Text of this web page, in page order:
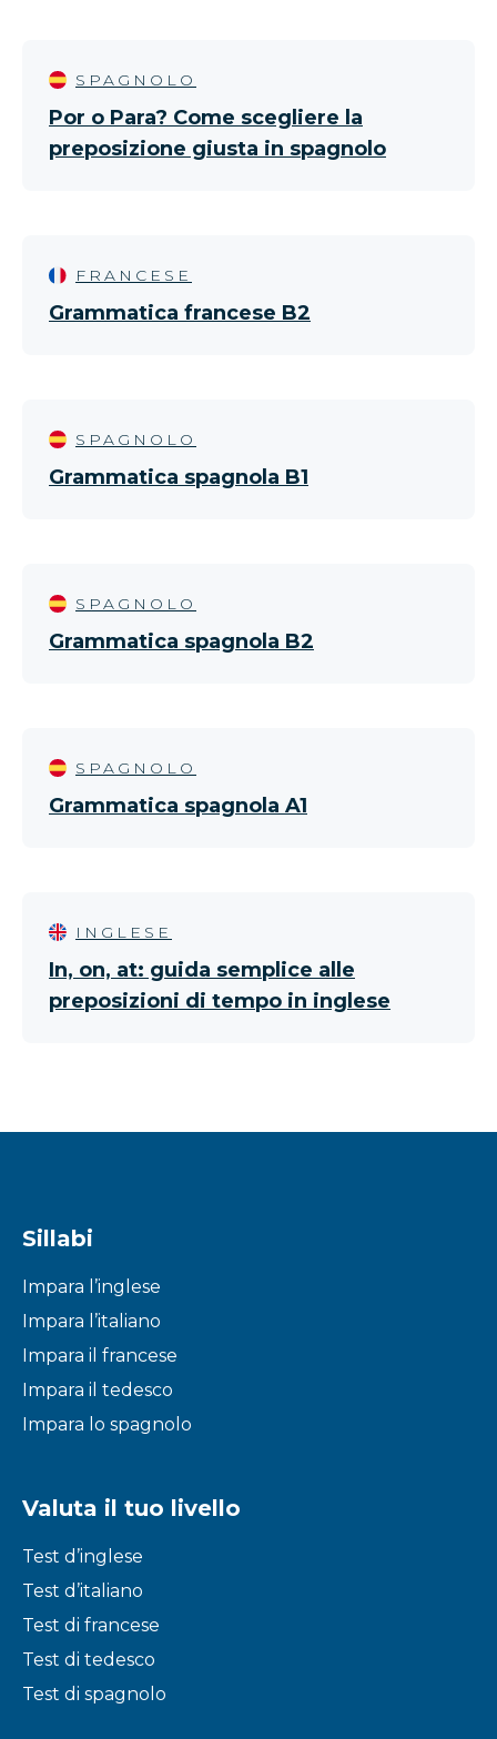
SPAGNOLO
Por o Para? Come scegliere la
preposizione giusta in spagnolo
FRANCESE
Grammatica francese B2
SPAGNOLO
Grammatica spagnola B1
SPAGNOLO
Grammatica spagnola B2
SPAGNOLO
Grammatica spagnola A1
INGLESE
In, on, at: guida semplice alle
preposizioni di tempo in inglese
Sillabi
Impara l’inglese
Impara l’italiano
Impara il francese
Impara il tedesco
Impara lo spagnolo
Valuta il tuo livello
Test d’inglese
Test d’italiano
Test di francese
Test di tedesco
Test di spagnolo